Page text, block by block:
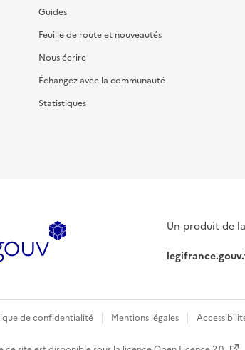
Guides
Feuille de route et nouveautés
Nous écrire
Échangez avec la communauté
Statistiques
Un produit de
de confidentialité Mentions légales